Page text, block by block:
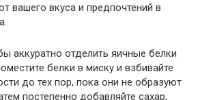
вашего вкуса и предпочтений в
аккуратно отделить яичные белки
белки в миску и взбивайте
до тех пор, пока они не образуют
постепенно добавляйте сахар,